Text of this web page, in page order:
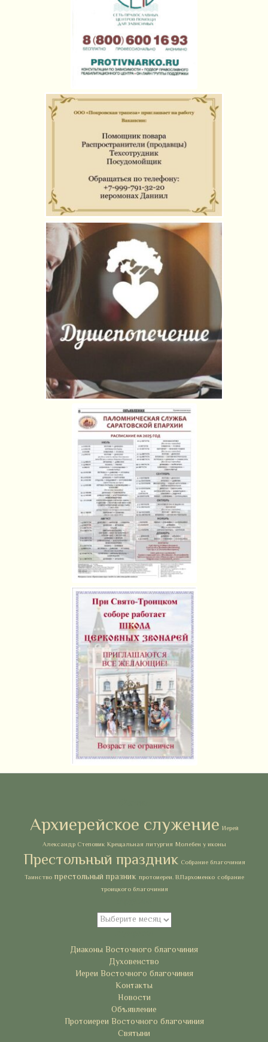
Архиерейское служение Иерей
Александр Степовик Крещальная литургия Молебен у иконы
Престольный праздник Собрание благочиния
Таинство престольный празник протоиереи. В.Пархоменко собрание
троицкого благочиния
Архивы
Диаконы Восточного благочиния
Духовенство
Иереи Восточного благочиния
Контакты
Новости
Объявление
Протоиереи Восточного благочиния
Святыни